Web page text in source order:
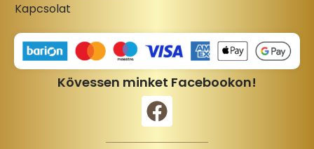
Kapcsolat
Kövessen minket Facebookon!